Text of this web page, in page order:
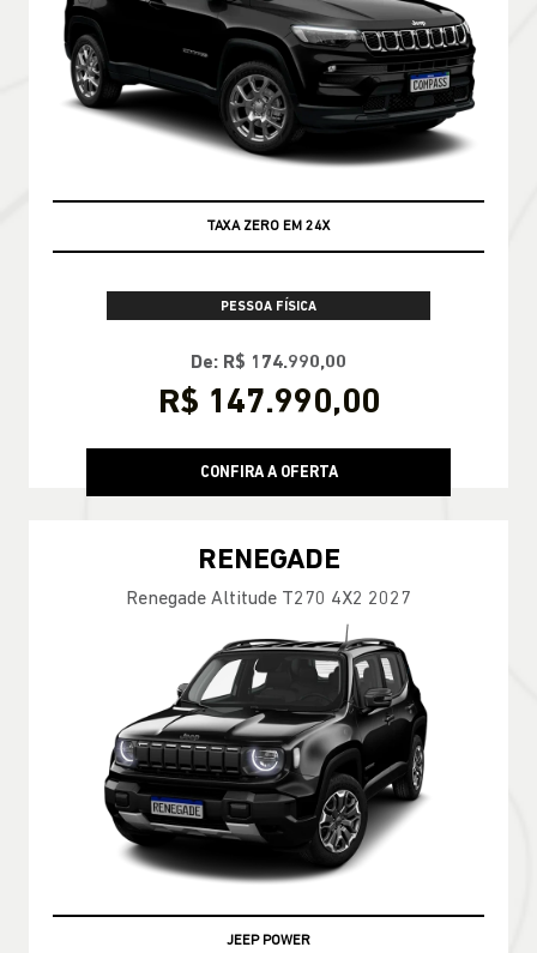
TAXA ZERO EM 24X
PESSOA FÍSICA
De: R$ 174.990,00
R$ 147.990,00
CONFIRA A OFERTA
RENEGADE
Renegade Altitude T270 4X2 2027
JEEP POWER